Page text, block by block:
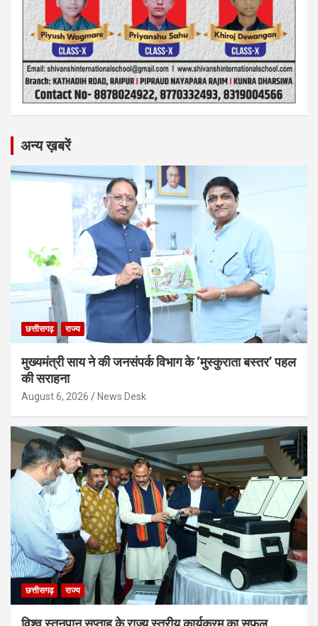
अन्य ख़बरें
छत्तीसगढ़ राज्य
मुख्यमंत्री साय ने की जनसंपर्क विभाग के ‘मुस्कुराता बस्तर’ पहल
की सराहना
August 6, 2026 News Desk
छत्तीसगढ़ राज्य